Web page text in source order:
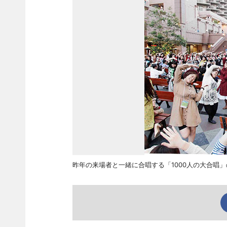
昨年の来場者と一緒に合唱する「1000人の大合唱